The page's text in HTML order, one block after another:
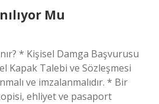
Mu
* Kişisel Damga Başvurusu
Kapak Talebi ve Sözleşmesi
ve imzalanmalıdır. * Bir
ehliyet ve pasaport